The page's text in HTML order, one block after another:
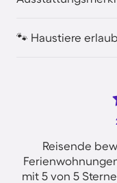
🐾 Haustiere
Reisende
mit 5 von 5